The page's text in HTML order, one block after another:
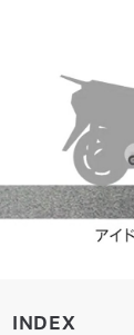
INDEX